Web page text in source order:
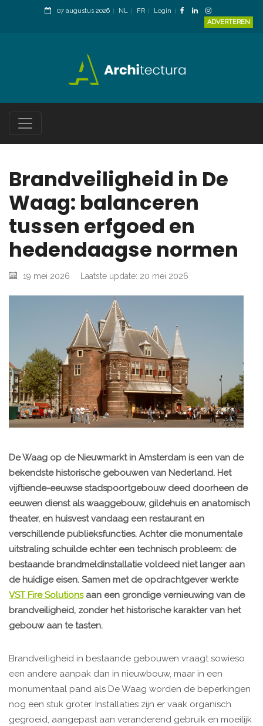
07 augustus 2026 NL FR
Login
ADVERTEREN
Brandveiligheid in De
Waag: balanceren
tussen erfgoed en
hedendaagse normen
19 mei 2026 Laatste update: 20 mei 2026
De Waag op de Nieuwmarkt in Amsterdam is een van de
bekendste historische gebouwen van Nederland. Het
vijftiende-eeuwse stadspoortgebouw deed doorheen de
eeuwen dienst als waaggebouw, gildehuis en anatomisch
theater, en huisvest vandaag een restaurant en
verschillende publieksfuncties. Achter die monumentale
uitstraling schuilde echter een technisch probleem: de
bestaande brandmeldinstallatie voldeed niet langer aan
de huidige eisen. Samen met de opdrachtgever werkte
VST Fire Solutionsaan een grondige vernieuwing van de
brandveiligheid, zonder het historische karakter van het
gebouw aan te tasten.
Brandveiligheid in bestaande gebouwen vraagt sowieso
een andere aanpak dan in nieuwbouw, maar in een
monumentaal pand als De Waag worden de beperkingen
nog een stuk groter. Installaties zijn er vaak organisch
gegroeid, aangepast aan veranderend gebruik en moeilijk